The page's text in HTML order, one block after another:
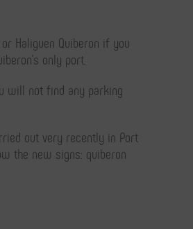
Haliguen Quiberon if you
only port.
will not find any parking
out very recently in Port
the new signs: quiberon